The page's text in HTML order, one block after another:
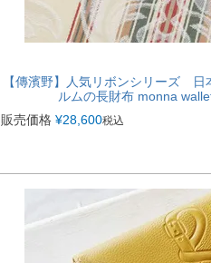
【傳濱野】人気リボンシリーズ 日
ルムの長財布 monna
販売価格 ¥28,600税込